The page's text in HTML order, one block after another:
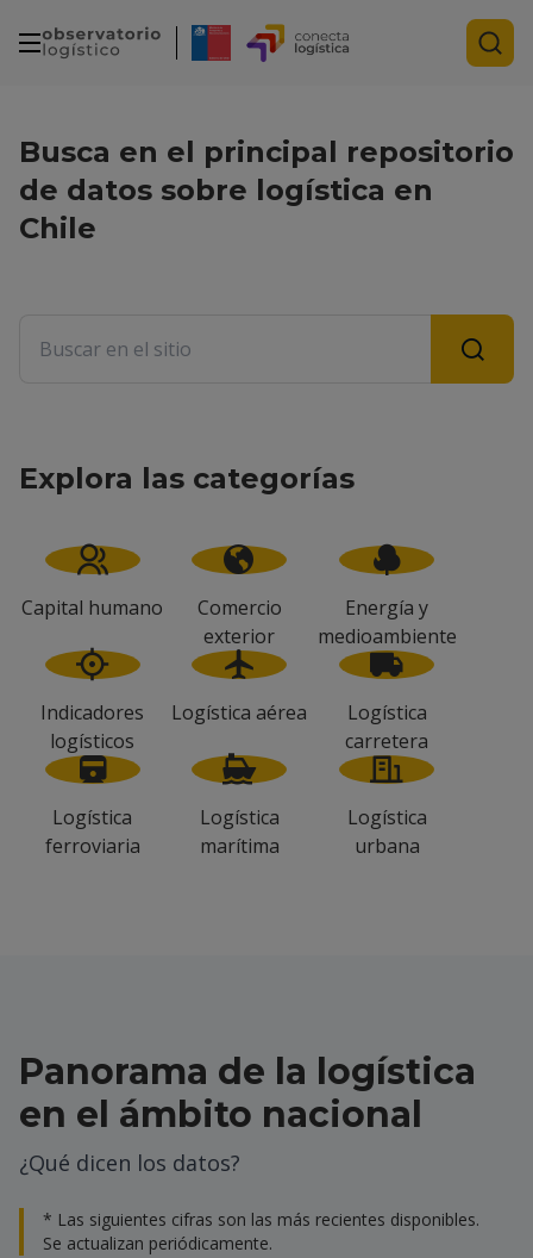
Busca en el principal repositorio
de datos sobre logística en
Chile
Explora las categorías
Capital humano
Comercio
exterior
Energía y
medioambiente
Indicadores
logísticos
Logística aérea
Logística
carretera
Logística
ferroviaria
Logística
marítima
Logística
urbana
Panorama de la logística
en el ámbito nacional
¿Qué dicen los datos?
* Las siguientes cifras son las más recientes disponibles.
Se actualizan periódicamente.